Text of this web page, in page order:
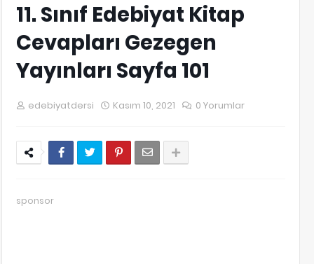
11. Sınıf Edebiyat Kitap
Cevapları Gezegen
Yayınları Sayfa 101
edebiyatdersi Kasım 10, 2021 0 Yorumlar
sponsor